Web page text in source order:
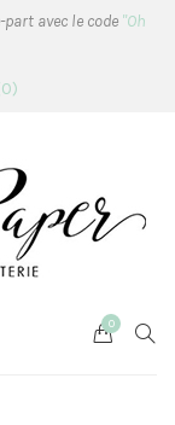
avec le code "Oh
0
Cart
0